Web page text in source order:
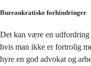
Bureaukratiske forhindringer
Det kan være en
hvis man ikke er fortrolig
hyre en god advokat og